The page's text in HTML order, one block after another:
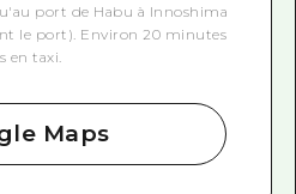
port de Habu à Innoshima
le port). Environ 20 minutes
en taxi.
Maps